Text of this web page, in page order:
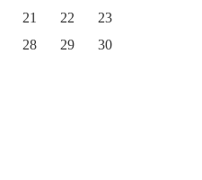
21 22
23
28 29
30